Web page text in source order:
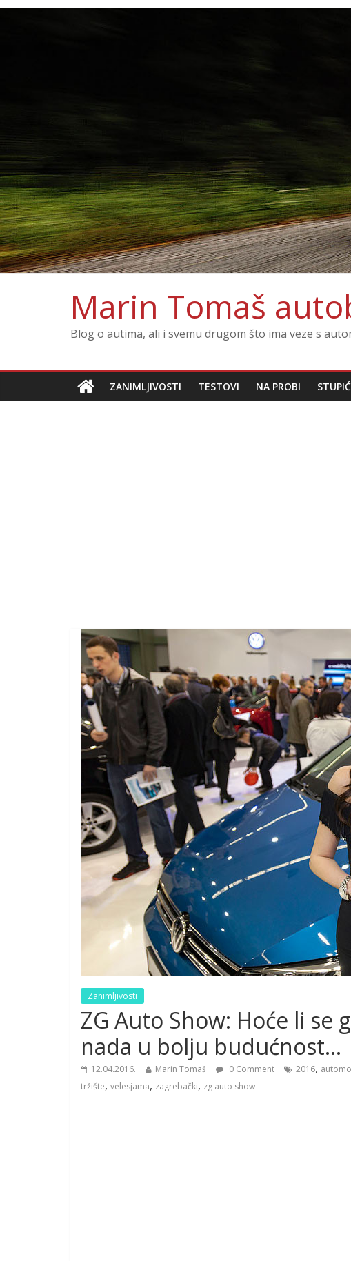
Marin Tomaš
Blog o autima, ali i svemu drugom što ima veze s
ZANIMLJIVOSTI TESTOVI NA PROBI
Zanimljivosti
ZG Auto Show: Hoće li
nada u bolju budućnost…
12.04.2016. Marin Tomaš 0 Comment 2016,
tržište, velesjama, zagrebački, zg auto show